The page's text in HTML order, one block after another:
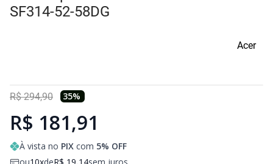
Sony Vaio
Sony Vaio
Caddy para SSD
SF314-52-58DG
Acer
R$ 294,90 35%
R$ 181,91
À vista no PIX com 5% OFF